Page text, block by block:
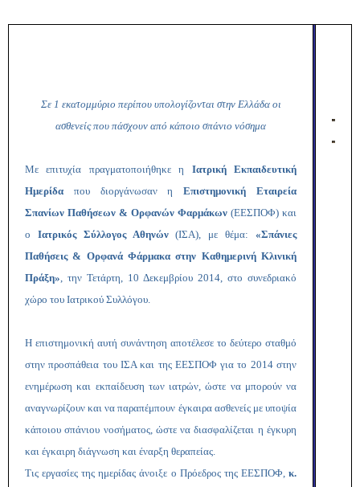
Σε 1 εκατομμύριο περίπου υπολογίζονται στην Ελλάδα οι
ασθενείς που πάσχουν από κάποιο σπάνιο νόσημα
Με επιτυχία πραγματοποιήθηκε η Ιατρική Εκπαιδευτική
Ημερίδα
που διοργάνωσαν ηΕπιστημονική Εταιρεία
Σπανίων Παθήσεων & Ορφανών Φαρμάκων (ΕΕΣΠΟΦ) και
ο Ιατρικός Σύλλογος Αθηνών(ΙΣΑ), με θέμα:«Σπάνιες
Παθήσεις & Ορφανά Φάρμακα στην Καθημερινή Κλινική
Πράξη», την Τετάρτη, 10 Δεκεμβρίου 2014, στο συνεδριακό
χώρο του Ιατρικού Συλλόγου.
Η επιστημονική αυτή συνάντηση αποτέλεσε το δεύτερο σταθμό
στην προσπάθεια του ΙΣΑ και της ΕΕΣΠΟΦ για το 2014 στην
ενημέρωση και εκπαίδευση των ιατρών, ώστε να μπορούν να
αναγνωρίζουν και να παραπέμπουν έγκαιρα ασθενείς με υποψία
κάποιου σπάνιου νοσήματος, ώστε να διασφαλίζεται η έγκυρη
και έγκαιρη διάγνωση και έναρξη θεραπείας.
Τις εργασίες της ημερίδας άνοιξε ο Πρόεδρος της ΕΕΣΠΟΦ, κ.